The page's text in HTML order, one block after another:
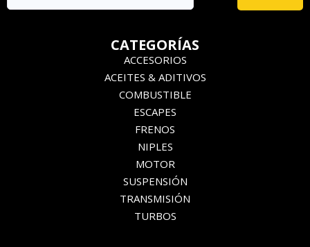
CATEGORÍAS
ACCESORIOS
ACEITES & ADITIVOS
COMBUSTIBLE
ESCAPES
FRENOS
NIPLES
MOTOR
SUSPENSIÓN
TRANSMISIÓN
TURBOS